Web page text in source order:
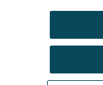
et As-Built